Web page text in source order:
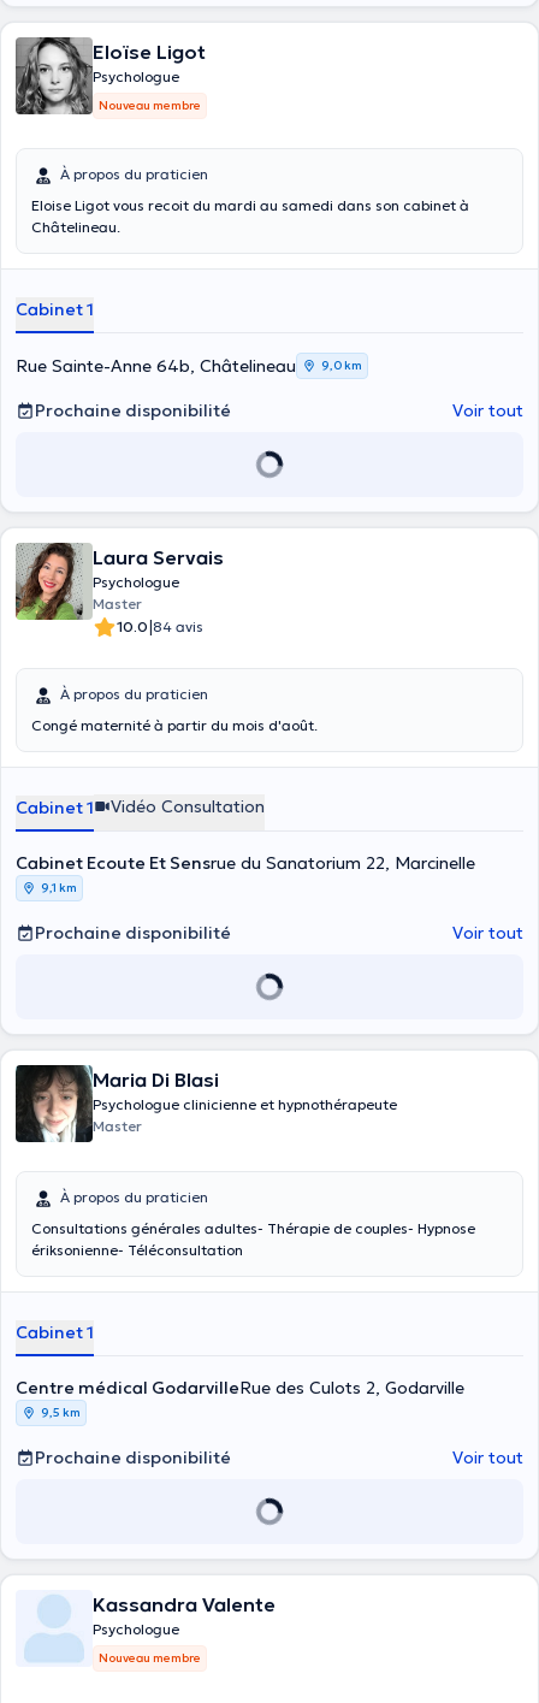
Eloïse Ligot
Psychologue
Nouveau membre
À propos du praticien
Eloise Ligot vous recoit du mardi au samedi dans son cabinet à
Châtelineau.
Cabinet 1
Rue Sainte-Anne 64b, Châtelineau 9,0 km
Prochaine disponibilité Voir tout
Laura Servais
Psychologue
Master
10.0|84 avis
À propos du praticien
Congé maternité à partir du mois d'août.
Cabinet 1 Vidéo Consultation
Cabinet Ecoute Et Sensrue du Sanatorium 22, Marcinelle
9,1 km
Prochaine disponibilité Voir tout
Maria Di Blasi
Psychologue clinicienne et hypnothérapeute
Master
À propos du praticien
Consultations générales adultes- Thérapie de couples- Hypnose
ériksonienne- Téléconsultation
Cabinet 1
Centre médical GodarvilleRue des Culots 2, Godarville
9,5 km
Prochaine disponibilité Voir tout
Kassandra Valente
Psychologue
Nouveau membre